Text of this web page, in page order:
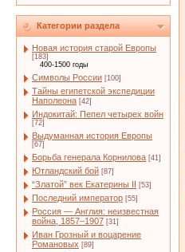
Категории раздела
Новая история старой Европы
[183]
400-1500 годы
Символы России [100]
Тайны египетской экспедиции
Наполеона [42]
Индокитай: Пепел четырех войн
[72]
Выдуманная история Европы
[67]
Борьба генерала Корнилова [41]
Ютландский бой [87]
“Златой” век Екатерины II [53]
Последний император [55]
Россия — Англия: неизвестная
война, 1857–1907 [31]
Иван Грозный и воцарение
Романовых [89]